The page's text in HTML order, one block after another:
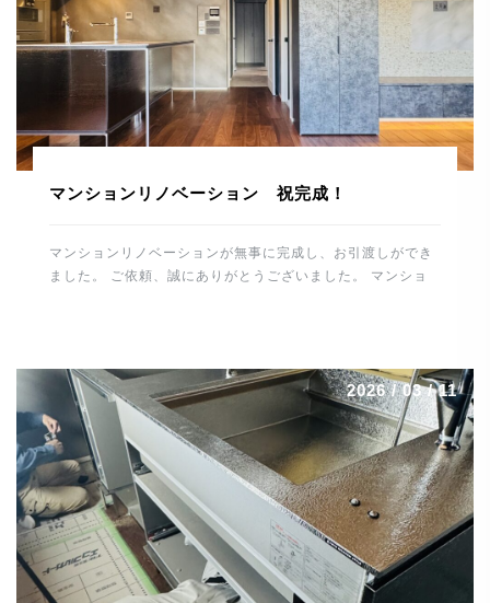
マンションリノベーション 祝完成！
マンションリノベーションが無事に完成し、お引渡しができ
ました。 ご依頼、誠にありがとうございました。 マンショ
ありがとうございました。 河野電建 代表取締役 河野晋也
2026 / 03 / 11